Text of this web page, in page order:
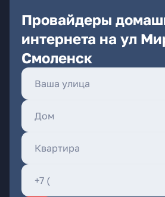
Провайдеры
интернета на ул
Смоленск